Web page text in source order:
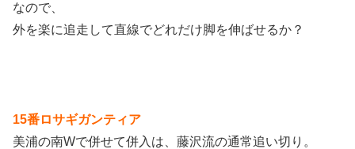
なので、
外を楽に追走して直線でどれだけ脚を伸ばせるか？
15番ロサギガンティア
美浦の南Wで併せて併入は、藤沢流の通常追い切り。